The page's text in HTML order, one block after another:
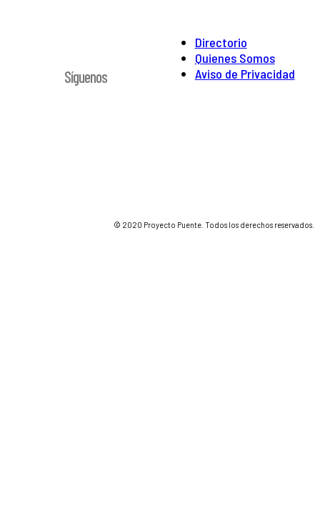
Directorio
Quienes Somos
Aviso de Privacidad
Síguenos
© 2020 Proyecto Puente. Todos los derechos reservados.